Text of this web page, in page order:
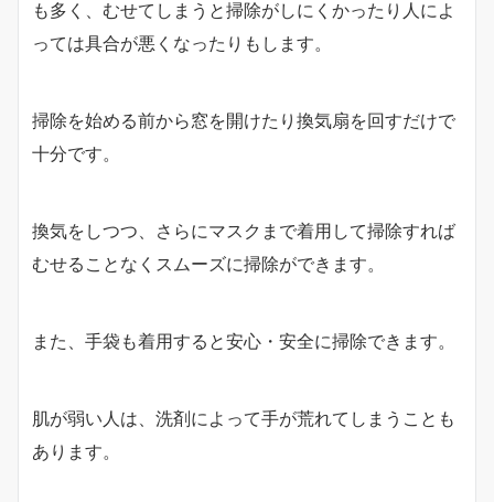
も多く、むせてしまうと掃除がしにくかったり人によ
っては具合が悪くなったりもします。
掃除を始める前から窓を開けたり換気扇を回すだけで
十分です。
換気をしつつ、さらにマスクまで着用して掃除すれば
むせることなくスムーズに掃除ができます。
また、手袋も着用すると安心・安全に掃除できます。
肌が弱い人は、洗剤によって手が荒れてしまうことも
あります。